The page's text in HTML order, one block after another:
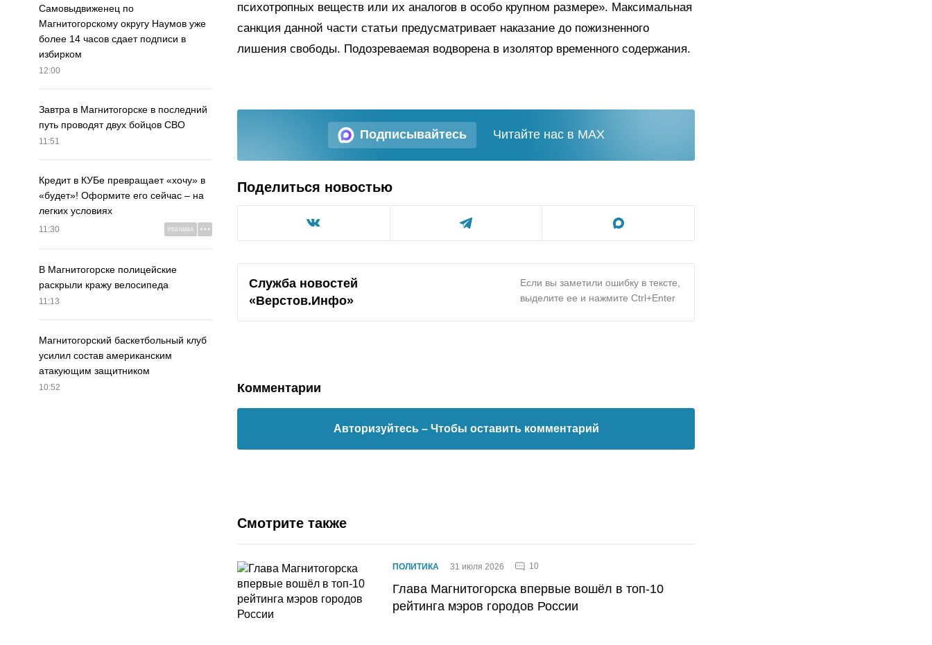
Самовыдвиженец по
Магнитогорскому округу Наумов уже
более 14 часов сдает подписи в
избирком
12:00
Завтра в Магнитогорске в последний
путь проводят двух бойцов СВО
11:51
Кредит в КУБе превращает «хочу» в
«будет»! Оформите его сейчас – на
легких условиях
11:30 РЕКЛАМА
В Магнитогорске полицейские
раскрыли кражу велосипеда
11:13
Магнитогорский баскетбольный клуб
усилил состав американским
атакующим защитником
10:52
психотропных веществ или их аналогов в особо крупном размере». Максимальная
санкция данной части статьи предусматривает наказание до пожизненного
лишения свободы. Подозреваемая водворена в изолятор временного содержания.
Подписывайтесь Читайте нас в MAX
Поделиться новостью
Служба новостей
«Верстов.Инфо»
Если вы заметили ошибку в тексте,
выделите ее и нажмите Ctrl+Enter
Комментарии
Авторизуйтесь – Чтобы оставить комментарий
Смотрите также
ПОЛИТИКА 31 июля 2026 10
Глава Магнитогорска впервые вошёл в топ-10
рейтинга мэров городов России